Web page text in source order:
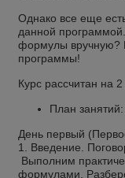
Однако все еще
данной
формулы вручную?
программы!
Курс рассчитан на 2
План занятий:
День первый
1. Введение.
Выполним
формулами.